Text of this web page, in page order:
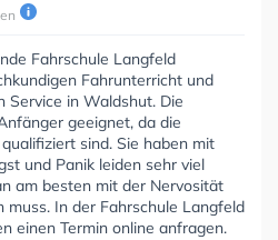
Fahrschule Langfeld
Fahrunterricht und
Service in Waldshut. Die
geeignet, da die
sind. Sie haben mit
und Panik leiden sehr viel
am besten mit der Nervosität
In der Fahrschule Langfeld
einen Termin online anfragen.